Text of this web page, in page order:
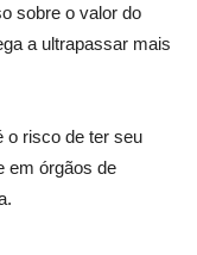
sobre o valor do
a ultrapassar mais
o risco de ter seu
em órgãos de